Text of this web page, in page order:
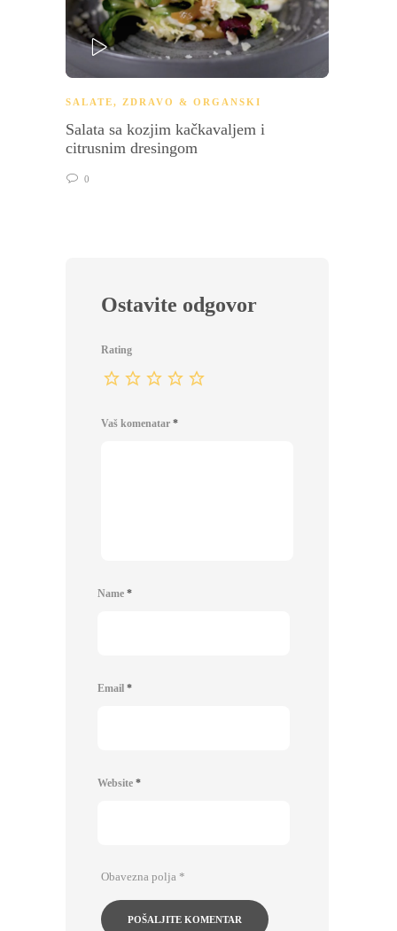
SALATE, ZDRAVO & ORGANSKI
Salata sa kozjim kačkavaljem i
citrusnim dresingom
0
Ostavite odgovor
Rating
Vaš komenatar *
Name *
Email *
Website *
Obavezna polja *